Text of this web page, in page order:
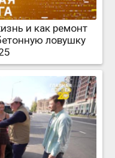
и как ремонт
ловушку